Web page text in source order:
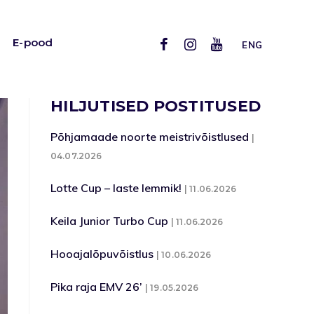
ENG
E-pood
HILJUTISED POSTITUSED
Põhjamaade noorte meistrivõistlused
04.07.2026
Lotte Cup – laste lemmik! 11.06.2026
Keila Junior Turbo Cup 11.06.2026
Hooajalõpuvõistlus 10.06.2026
Pika raja EMV 26’ 19.05.2026